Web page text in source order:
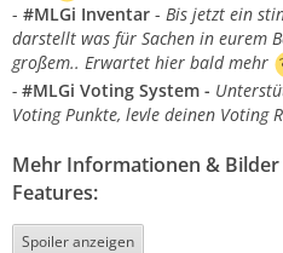
- #MLGi Inventar - Bis jetzt ein
darstellt was für Sachen in eurem
großem.. Erwartet hier bald mehr
- #MLGi Voting System -
Voting Punkte, levle deinen Voting
Mehr Informationen &
Features:
Spoiler anzeigen